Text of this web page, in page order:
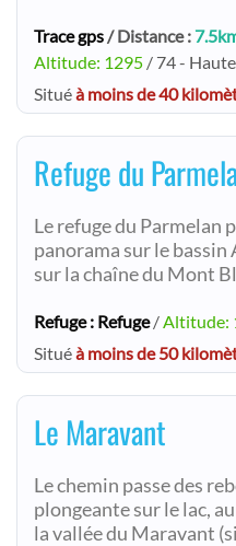
Trace gps / Distance :
Altitude: 1295 / 74 -
Situéà moins de 40
Refuge du
Le refuge du Parmelan
panorama sur le bassin
sur la chaîne du Mont
Refuge : Refuge/ Altitude:
Situéà moins de 50
Le Maravant
Le chemin passe des
plongeante sur le lac,
la vallée du Maravant